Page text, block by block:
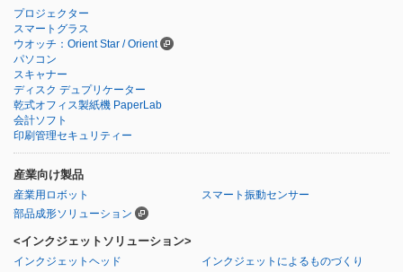
プロジェクター
スマートグラス
ウオッチ：Orient Star / Orient
パソコン
スキャナー
ディスク デュプリケーター
乾式オフィス製紙機 PaperLab
会計ソフト
印刷管理セキュリティー
産業向け製品
産業用ロボット
スマート振動センサー
部品成形ソリューション
<インクジェットソリューション>
インクジェットヘッド インクジェットによるものづくり